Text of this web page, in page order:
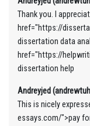
Thank you. I
href="https://
dissertation data
href="https://
dissertation help
Andreyjed
This is nicely
essays.com/">pay